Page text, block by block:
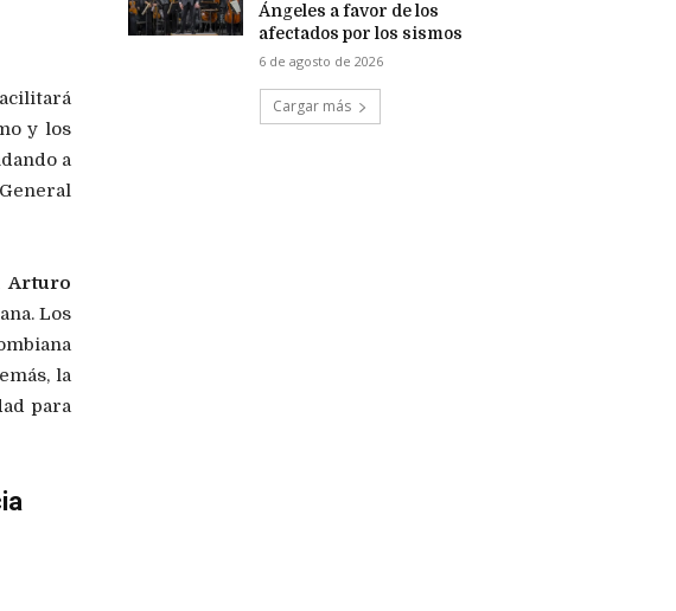
y los
a
Arturo
Los
la
para
Ángeles a favor de los
afectados por los sismos
6 de agosto de 2026
Cargar más